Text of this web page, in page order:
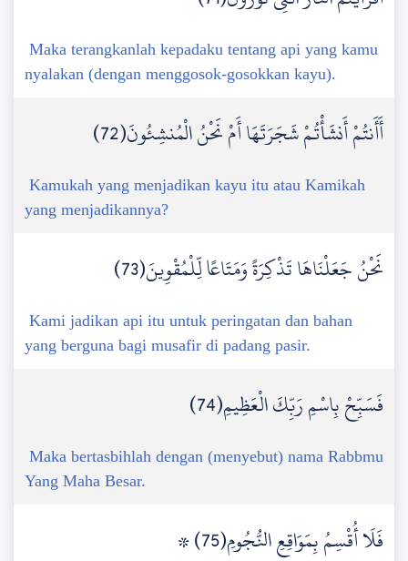
Maka terangkanlah kepadaku tentang api yang kamu
nyalakan (dengan menggosok-gosokkan kayu).
أَأَنتُمْ أَنشَأْتُمْ شَجَرَتَهَا أَمْ نَحْنُ الْمُنشِئُونَ(72)
Kamukah yang menjadikan kayu itu atau Kamikah
yang menjadikannya?
نَحْنُ جَعَلْنَاهَا تَذْكِرَةً وَمَتَاعًا لِّلْمُقْوِينَ(73)
Kami jadikan api itu untuk peringatan dan bahan
yang berguna bagi musafir di padang pasir.
فَسَبِّحْ بِاسْمِ رَبِّكَ الْعَظِيمِ(74)
Maka bertasbihlah dengan (menyebut) nama Rabbmu
Yang Maha Besar.
۞ فَلَا أُقْسِمُ بِمَوَاقِعِ النُّجُومِ(75)